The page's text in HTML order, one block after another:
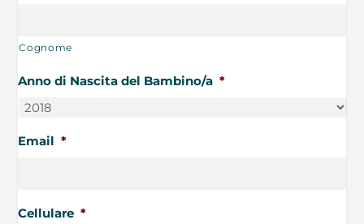
Cognome
Anno di Nascita del Bambino/a *
Email *
Cellulare *